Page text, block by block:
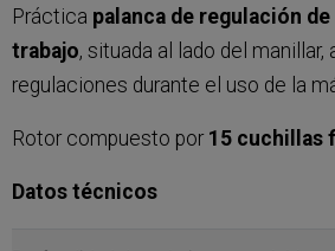
Práctica palanca de regulación
trabajo, situada al lado del
regulaciones durante el uso de la
Rotor compuesto por 15 cuchillas
Datos técnicos